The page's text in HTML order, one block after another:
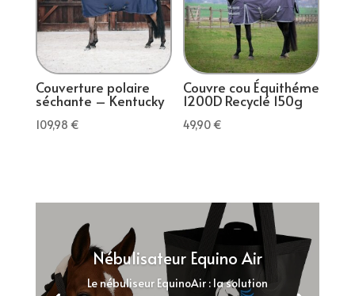
Couverture polaire
séchante – Kentucky
109,98 €
Couvre cou Équithéme
1200D Recyclé 150g
49,90€
Nébulisateur Equino Air
Le nébuliseur EquinoAir : la solution